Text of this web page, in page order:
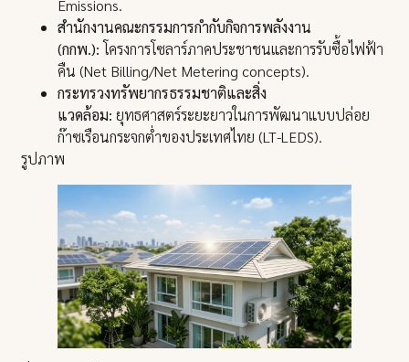
Emissions.
สำนักงานคณะกรรมการกำกับกิจการพลังงาน
(กกพ.): โครงการโซลาร์ภาคประชาชนและการรับซื้อไฟฟ้า
คืน (Net Billing/Net Metering concepts).
กระทรวงทรัพยากรธรรมชาติและสิ่ง
แวดล้อม: ยุทธศาสตร์ระยะยาวในการพัฒนาแบบปล่อย
ก๊าซเรือนกระจกต่ำของประเทศไทย (LT-LEDS).
รูปภาพ